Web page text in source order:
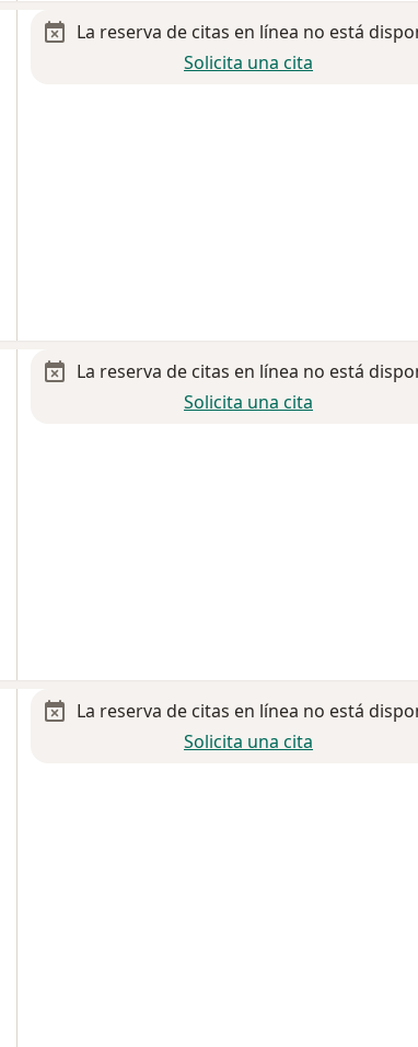
La reserva de citas en línea no está
Solicita una cita
La reserva de citas en línea no está
Solicita una cita
La reserva de citas en línea no está
Solicita una cita